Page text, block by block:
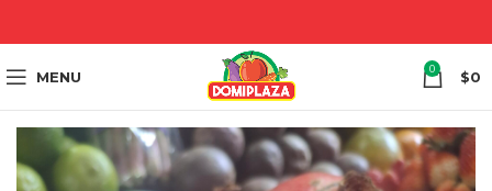
MENU 0 $0